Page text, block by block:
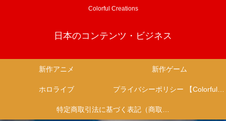
Colorful Creations
日本のコンテンツ・ビジネス
新作アニメ 新作ゲーム
ホロライブ プライバシーポリシー 【Colorful Creation】
特定商取引法に基づく表記（商取引に関する開示）